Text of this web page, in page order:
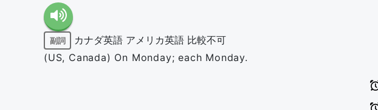
副詞 カナダ英語 アメリカ英語 比較不可
(US, Canada) On Monday; each Monday.